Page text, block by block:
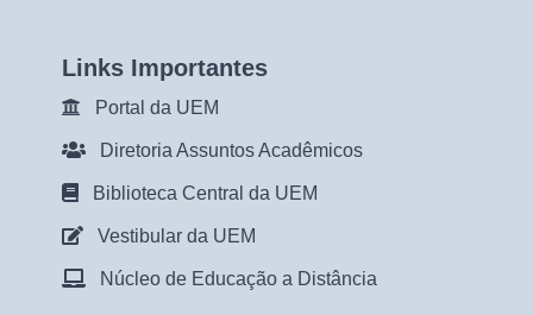
Links Importantes
Portal da UEM
Diretoria Assuntos Acadêmicos
Biblioteca Central da UEM
Vestibular da UEM
Núcleo de Educação a Distância